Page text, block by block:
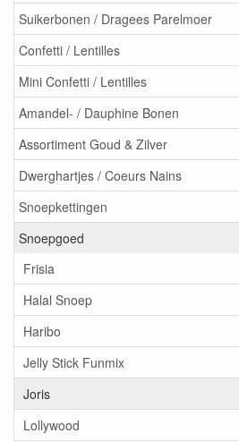
Suikerbonen / Dragees Parelmoer
Confetti / Lentilles
Mini Confetti / Lentilles
Amandel- / Dauphine Bonen
Assortiment Goud & Zilver
Dwerghartjes / Coeurs Nains
Snoepkettingen
Snoepgoed
Frisia
Halal Snoep
Haribo
Jelly Stick Funmix
Joris
Lollywood